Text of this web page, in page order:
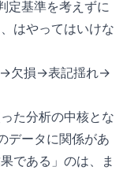
定基準を考えずに
はやってはいけな
→欠損→表記揺れ→
た分析の中核とな
データに関係があ
である」のは、ま